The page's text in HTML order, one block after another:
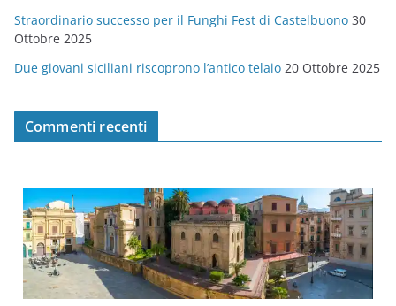
Straordinario successo per il Funghi Fest di Castelbuono 30
Ottobre 2025
Due giovani siciliani riscoprono l’antico telaio 20 Ottobre 2025
Commenti recenti